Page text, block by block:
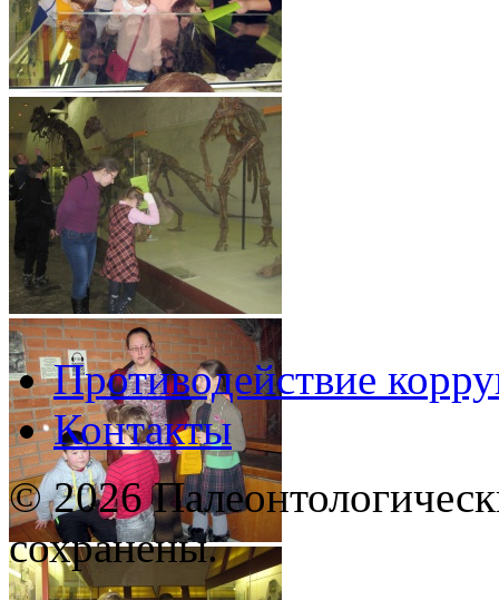
Противодействие
Контакты
© 2026
сохранены.